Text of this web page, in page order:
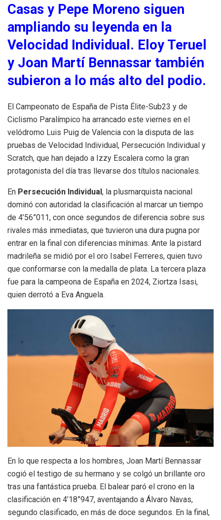
Casas y Pepe Moreno siguen
ampliando su leyenda en la
Velocidad Individual. Eloy Teruel
y Joan Martí Bennassar también
subieron a lo más alto del podio.
El Campeonato de España de Pista Élite-Sub23 y de
Ciclismo Paralímpico ha arrancado este viernes en el
velódromo Luis Puig de Valencia con la disputa de las
pruebas de Velocidad Individual, Persecución Individual y
Scratch, que han dejado a Izzy Escalera como la gran
protagonista del día tras llevarse dos títulos nacionales.
En Persecución Individual, la plusmarquista nacional
dominó con autoridad la clasificación al marcar un tiempo
de 4’56”011, con once segundos de diferencia sobre sus
rivales más inmediatas, que tuvieron una dura pugna por
entrar en la final con diferencias mínimas. Ante la pistard
madrileña se midió por el oro Isabel Ferreres, quien tuvo
que conformarse con la medalla de plata. La tercera plaza
fue para la campeona de España en 2024, Ziortza Isasi,
quien derrotó a Eva Anguela.
En lo que respecta a los hombres, Joan Martí Bennassar
cogió el testigo de su hermano y se colgó un brillante oro
tras una fantástica prueba. El balear paró el crono en la
clasificación en 4’18”947, aventajando a Álvaro Navas,
segundo clasificado, en más de doce segundos. En la final,